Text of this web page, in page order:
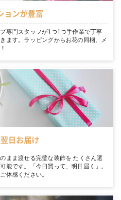
ョンが豊富
専門スタッフが1つ1つ手作業で丁寧
ます。ラッピングからお花の同梱、メ
日お届け
まま渡せる完璧な装飾を たくさん選
能です。「今日買って、明日届く」。
体感ください。